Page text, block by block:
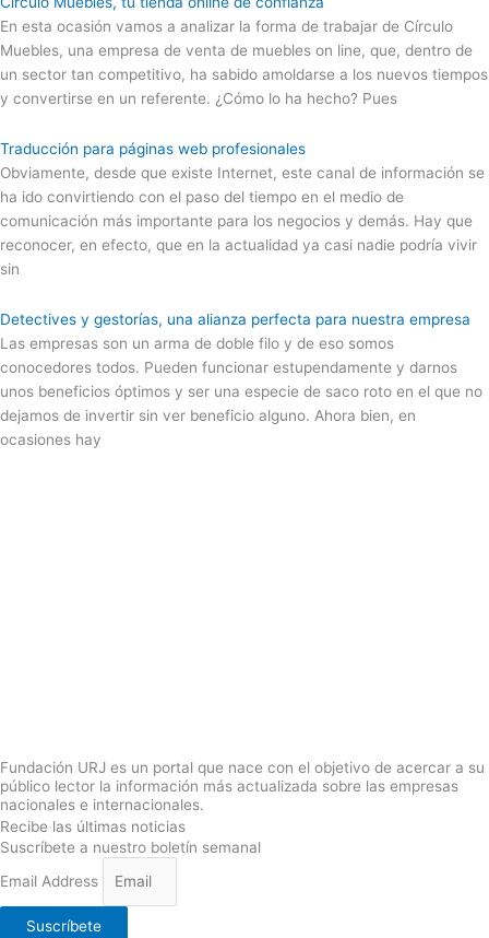
En esta ocasión vamos a analizar la forma de trabajar de Círculo
Muebles, una empresa de venta de muebles on line, que, dentro de
un sector tan competitivo, ha sabido amoldarse a los nuevos tiempos
y convertirse en un referente. ¿Cómo lo ha hecho? Pues
Traducción para páginas web profesionales
Obviamente, desde que existe Internet, este canal de información se
ha ido convirtiendo con el paso del tiempo en el medio de
comunicación más importante para los negocios y demás. Hay que
reconocer, en efecto, que en la actualidad ya casi nadie podría vivir
sin
Detectives y gestorías, una alianza perfecta para nuestra empresa
Las empresas son un arma de doble filo y de eso somos
conocedores todos. Pueden funcionar estupendamente y darnos
unos beneficios óptimos y ser una especie de saco roto en el que no
dejamos de invertir sin ver beneficio alguno. Ahora bien, en
ocasiones hay
Fundación URJ es un portal que nace con el objetivo de acercar a su
público lector la información más actualizada sobre las empresas
nacionales e internacionales.
Recibe las últimas noticias
Suscríbete a nuestro boletín semanal
Email Address
Suscríbete